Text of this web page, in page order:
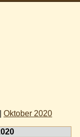
Oktober 2020